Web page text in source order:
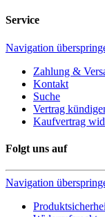
Service
Navigation
Zahlung &
Kontakt
Suche
Vertrag
Kaufvertrag
Folgt uns auf
Navigation